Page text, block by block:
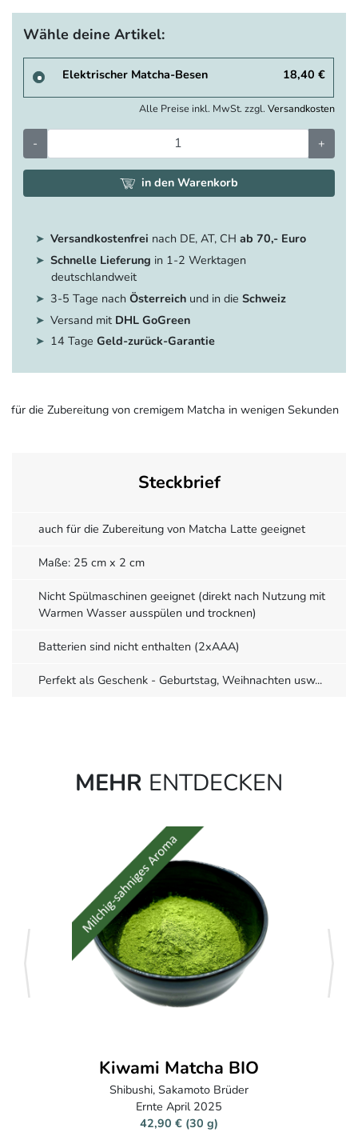
Wähle deine Artikel:
Elektrischer Matcha-Besen 18,40 €
Alle Preise inkl. MwSt. zzgl. Versandkosten
- +
in den Warenkorb
Versandkostenfrei nach DE, AT, CH ab 70,- Euro
Schnelle Lieferung in 1-2 Werktagen
deutschlandweit
3-5 Tage nach Österreichund in die Schweiz
Versand mit DHL GoGreen
14 Tage Geld-zurück-Garantie
für die Zubereitung von cremigem Matcha in wenigen Sekunden
Steckbrief
auch für die Zubereitung von Matcha Latte geeignet
Maße: 25 cm x 2 cm
Nicht Spülmaschinen geeignet (direkt nach Nutzung mit
Warmen Wasser ausspülen und trocknen)
Batterien sind nicht enthalten (2xAAA)
Perfekt als Geschenk - Geburtstag, Weihnachten usw...
MEHR ENTDECKEN
Kiwami Matcha BIO
Shibushi, Sakamoto Brüder
Ernte April 2025
42,90 € (30 g)
zurück